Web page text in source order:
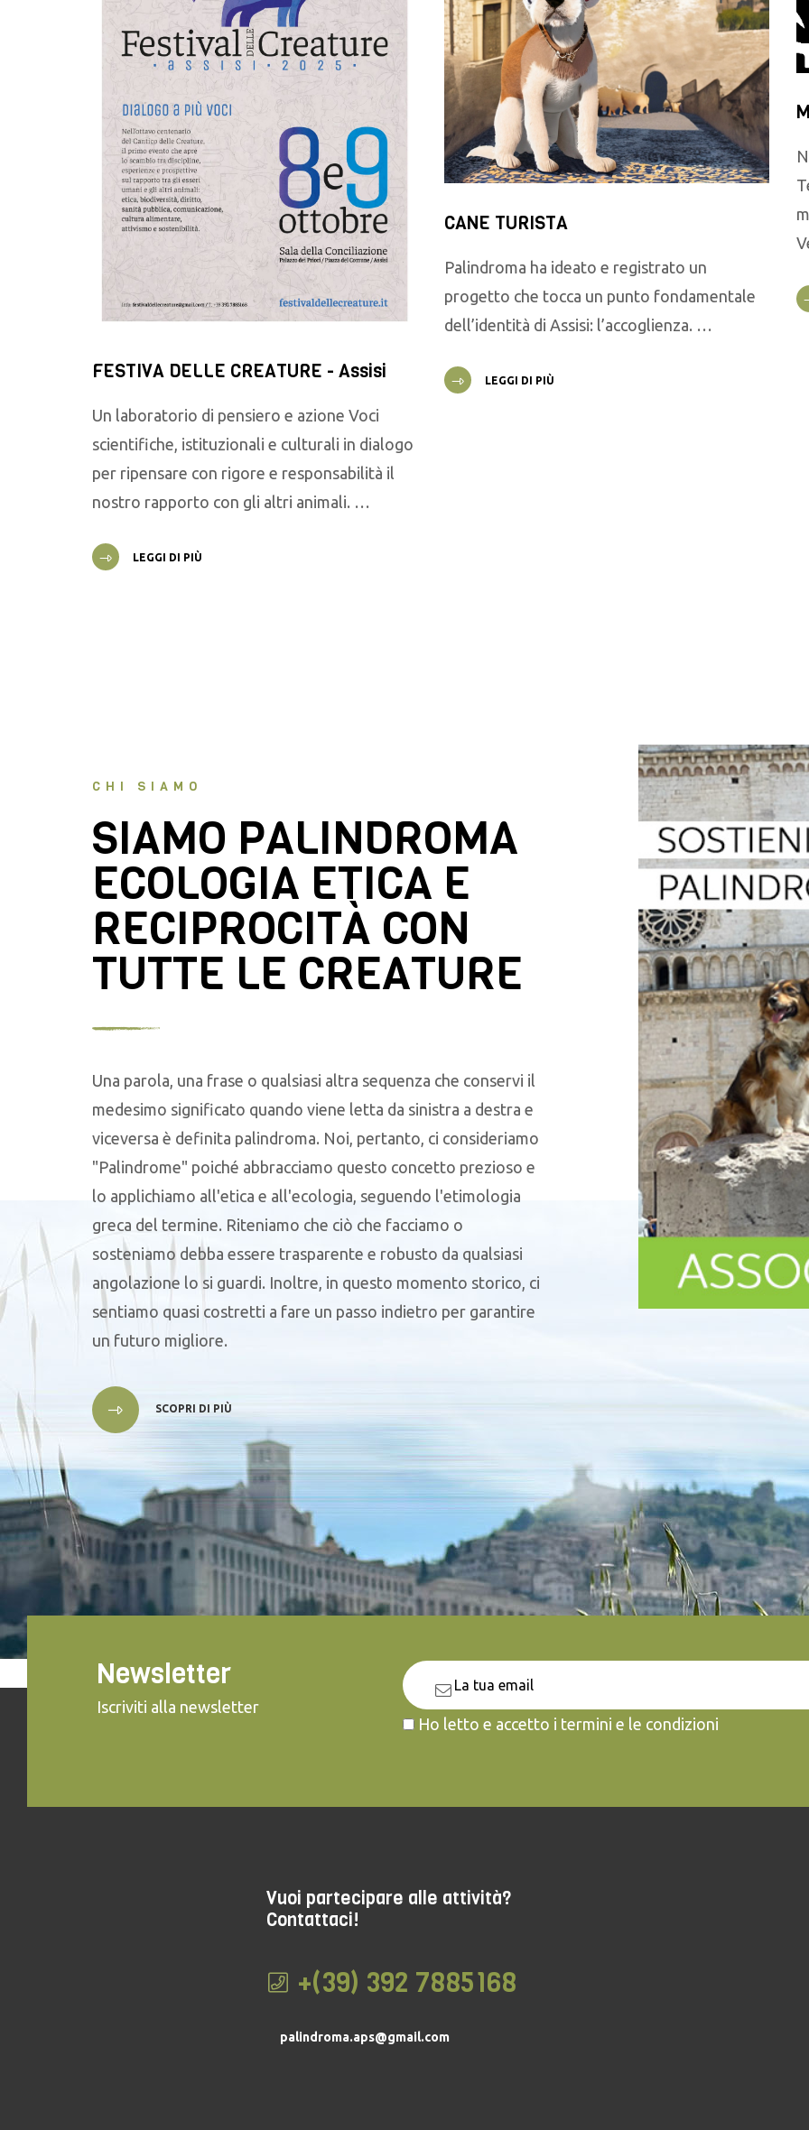
FESTIVA DELLE CREATURE - Assisi
Un laboratorio di pensiero e azione Voci
scientifiche, istituzionali e culturali in dialogo
per ripensare con rigore e responsabilità il
nostro rapporto con gli altri animali. …
LEGGI DI PIÙ
CANE TURISTA
Palindroma ha ideato e registrato un
progetto che tocca un punto fondamentale
dell’identità di Assisi: l’accoglienza. …
LEGGI DI PIÙ
CHI SIAMO
SIAMO PALINDROMA
ECOLOGIA ETICA E
RECIPROCITÀ CON
TUTTE LE CREATURE
Una parola, una frase o qualsiasi altra sequenza che conservi il
medesimo significato quando viene letta da sinistra a destra e
viceversa è definita palindroma. Noi, pertanto, ci consideriamo
"Palindrome" poiché abbracciamo questo concetto prezioso e
lo applichiamo all'etica e all'ecologia, seguendo l'etimologia
greca del termine. Riteniamo che ciò che facciamo o
sosteniamo debba essere trasparente e robusto da qualsiasi
angolazione lo si guardi. Inoltre, in questo momento storico, ci
sentiamo quasi costretti a fare un passo indietro per garantire
un futuro migliore.
SCOPRI DI PIÙ
Newsletter
Iscriviti alla newsletter
Ho letto e accetto i termini e le condizioni
Vuoi partecipare alle attività?
Contattaci!
+(39) 392 7885168
palindroma.aps@gmail.com